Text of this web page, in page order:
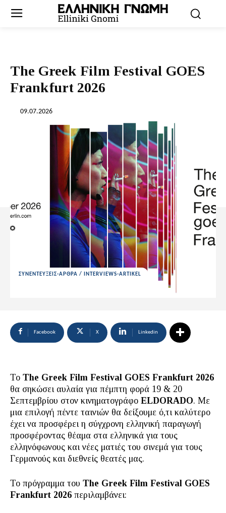
Τhe Greek Film Festival GOES
Frankfurt 2026
09.07.2026
ΣΥΝΕΝΤΕΥΞΕΙΣ-ΑΡΘΡΑ / INTERVIEWS-ARTIKEL
Facebook X Linkedin
To Τhe Greek Film Festival GOES Frankfurt 2026
θα σηκώσει αυλαία για πέμπτη φορά 19 & 20
Σεπτεμβρίου στον κινηματογράφο ELDORADO. Με
μια επιλογή πέντε ταινιών θα δείξουμε ό,τι καλύτερο
έχει να προσφέρει η σύγχρονη ελληνική παραγωγή
προσφέροντας θέαμα στα ελληνικά για τους
ελληνόφωνους και νέες ματιές του σινεμά για τους
Γερμανούς και διεθνείς θεατές μας.
To πρόγραμμα του The Greek Film Festival GOES
Frankfurt 2026 περιλαμβάνει: